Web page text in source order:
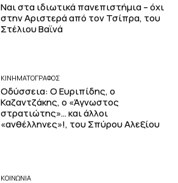
Ναι στα ιδιωτικά πανεπιστήμια – όχι
στην Αριστερά από τον Τσίπρα, του
Στέλιου Βαϊνά
ΚΙΝΗΜΑΤΟΓΡΆΦΟΣ
Οδύσσεια: Ο Ευριπίδης, ο
Καζαντζάκης, ο «Άγνωστος
στρατιώτης»… και άλλοι
«ανθέλληνες»!, του Σπύρου Αλεξίου
ΚΟΙΝΩΝΙΑ